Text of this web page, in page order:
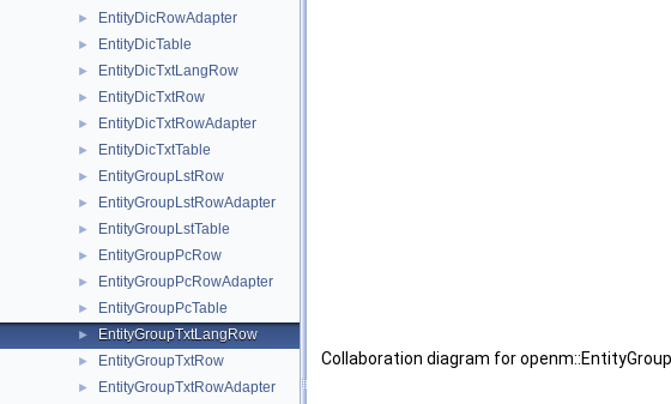
► EntityDicRowAdapter
► EntityDicTable
► EntityDicTxtLangRow
► EntityDicTxtRow
► EntityDicTxtRowAdapter
► EntityDicTxtTable
► EntityGroupLstRow
► EntityGroupLstRowAdapter
► EntityGroupLstTable
► EntityGroupPcRow
► EntityGroupPcRowAdapter
► EntityGroupPcTable
► EntityGroupTxtLangRow
► EntityGroupTxtRow
► EntityGroupTxtRowAdapter
Collaboration diagram for